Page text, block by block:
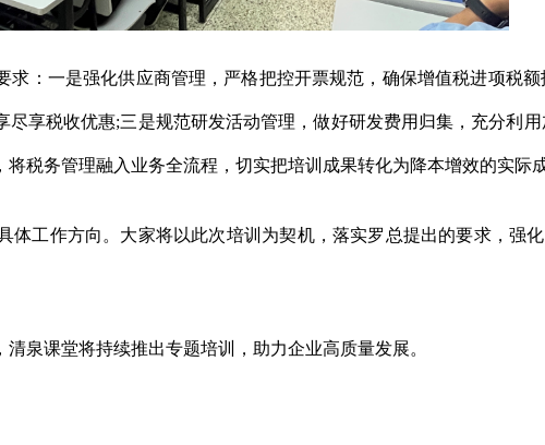
一是强化供应商管理，严格把控开票规范，确保增值税进项税额
享税收优惠;三是规范研发活动管理，做好研发费用归集，充分利
税务管理融入业务全流程，切实把培训成果转化为降本增效的实际成
工作方向。大家将以此次培训为契机，落实罗总提出的要求，强
课堂将持续推出专题培训，助力企业高质量发展。